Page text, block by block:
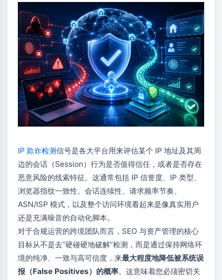
IP 欺诈检测信号是各大平台用来评估某个 IP 地址及其周
边的会话（Session）行为是否值得信任，或者是否存在
恶意风险的线索特征。这通常包括 IP 信誉度、IP 类型、
浏览器指纹一致性、会话连续性、请求频率节奏、
ASN/ISP 模式，以及整个访问环境看起来是像真实用户
还是充满噪音的自动化脚本。
对于合规运营的跨境团队而言，SEO 与资产管理的核心
目标从不是去“硬碰硬地破解”检测，而是通过保持网络环
境的纯净、一致与高可信度，来最大程度地降低被系统误
报（False Positives）的概率。这意味着您必须密切关